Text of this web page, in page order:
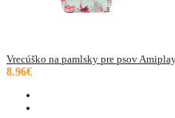
Vrecúško na pamlsky pre psov
8.96€